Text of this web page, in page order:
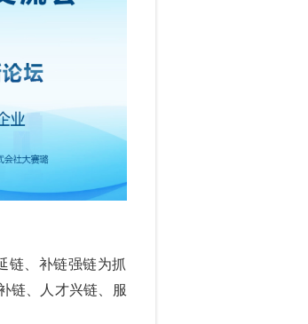
链、补链强链为抓
链、人才兴链、服